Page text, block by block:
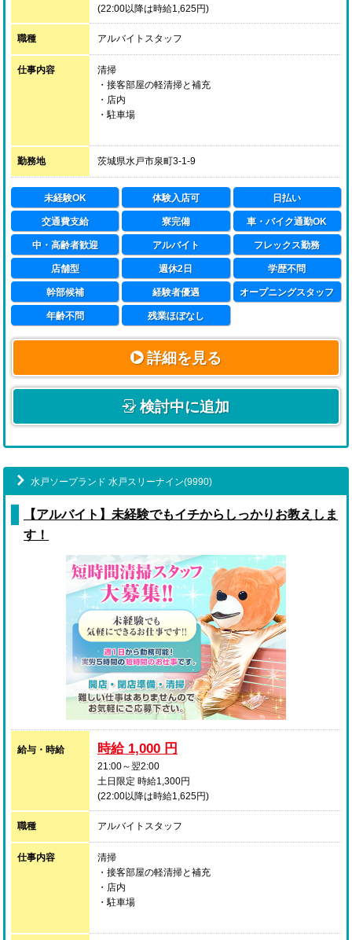
(22:00以降は時給1,625円)
職種 アルバイトスタッフ
仕事内容
清掃
・接客部屋の軽清掃と補充
・店内
・駐車場
短時間の募集で難しい仕事はありませんので、お気軽に
ご応募下さい。
勤務地 茨城県水戸市泉町3-1-9
未経験OK 体験入店可 日払い
交通費支給 寮完備 車・バイク通勤OK
中・高齢者歓迎 アルバイト フレックス勤務
店舗型 週休2日 学歴不問
幹部候補 経験者優遇 オープニングスタッフ
年齢不問 残業ほぼなし
詳細を見る
検討中に追加
水戸ソープランド 水戸スリーナイン(9990)
【アルバイト】未経験でもイチからしっかりお教えしま
す！
給与・時給 時給 1,000 円
21:00～翌2:00
土日限定 時給1,300円
(22:00以降は時給1,625円)
職種 アルバイトスタッフ
仕事内容
清掃
・接客部屋の軽清掃と補充
・店内
・駐車場
短時間の募集で難しい仕事はありませんので、お気軽に